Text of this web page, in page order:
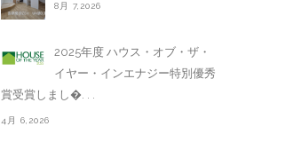
8月 7,2026
2025年度 ハウス・オブ・ザ・
イヤー・インエナジー特別優秀
賞受賞しまし�. . .
4月 6,2026